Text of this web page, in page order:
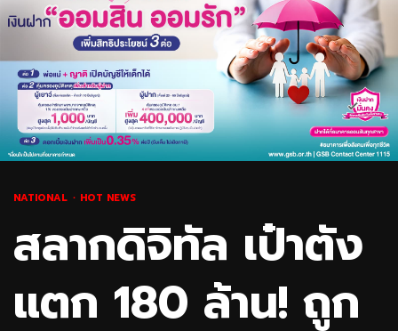
NATIONAL HOT NEWS
สลากดิจิทัล เป๋าตัง
แตก 180 ล้าน! ถูก